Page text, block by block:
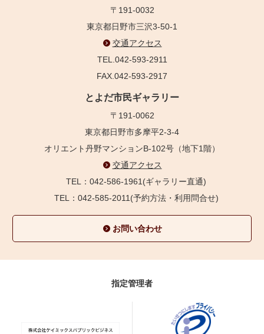
〒191-0032
東京都日野市三沢3-50-1
交通アクセス
TEL.042-593-2911
FAX.042-593-2917
とよだ市民ギャラリー
〒191-0062
東京都日野市多摩平2-3-4
オリエント丹野マンションB-102号（地下1階）
交通アクセス
TEL：042-586-1961(ギャラリー直通)
TEL：042-585-2011(予約方法・利用問合せ)
お問い合わせ
指定管理者